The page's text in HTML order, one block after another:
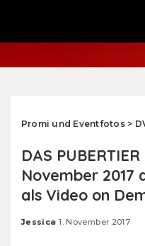
Promi und Eventfotos>
DAS
November 2017
als Video on
Posted
Jessica 1. November 2017